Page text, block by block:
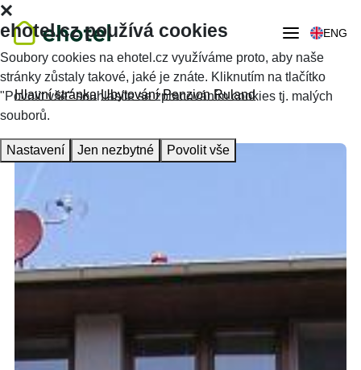
ENG
Hlavní stránka Ubytování Penzion Ruland
ehotel.cz používá cookies
Soubory cookies na ehotel.cz využíváme proto, aby naše
stránky zůstaly takové, jaké je znáte. Kliknutím na tlačítko
"Povolit vše" souhlasíte se zpracováním cookies tj. malých
souborů.
Nastavení Jen nezbytné Povolit vše